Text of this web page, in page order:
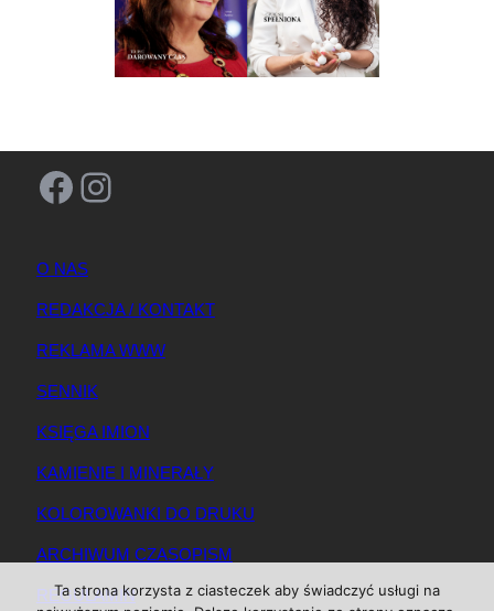
Facebook Instagram
O NAS
REDAKCJA / KONTAKT
REKLAMA WWW
SENNIK
KSIĘGA IMION
KAMIENIE I MINERAŁY
KOLOROWANKI DO DRUKU
ARCHIWUM CZASOPISM
REGULAMIN
Ta strona korzysta z ciasteczek aby świadczyć usługi na